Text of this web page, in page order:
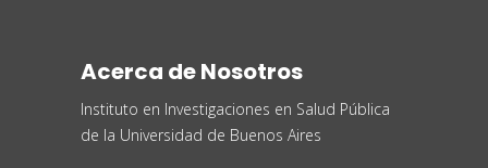
Acerca de Nosotros
Instituto en Investigaciones en Salud Pública
de la Universidad de Buenos Aires